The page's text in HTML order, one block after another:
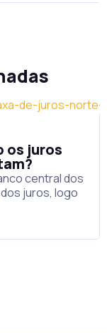
os juros
central dos
juros, logo